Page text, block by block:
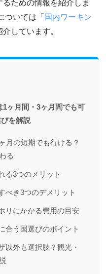
ための情報を紹介しま
ついては「 国内ワーキン
介しています。
1ヶ月間・3ヶ月間でも可
を解説
月の短期でも行ける？
る
る3つのメリット
べき3つのデメリット
リにかかる費用の目安
合う国選びのポイント
以外も選択肢？観光・